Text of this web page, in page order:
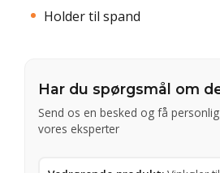
Holder til spand
Har du spørgsmål om
Send os en besked og få
vores eksperter